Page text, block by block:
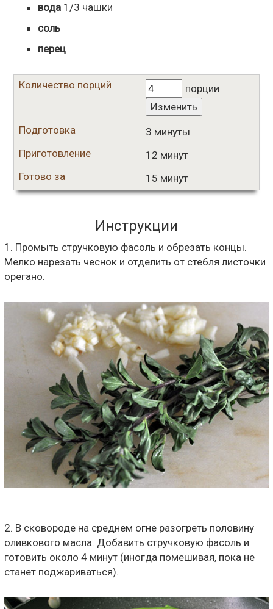
вода 1/3 чашки
соль
перец
Количество порций
порции
Изменить
Подготовка
3 минуты
Приготовление
12 минут
Готово за
15 минут
Инструкции
1. Промыть стручковую фасоль и обрезать концы.
Мелко нарезать чеснок и отделить от стебля листочки
орегано.
2. В сковороде на среднем огне разогреть половину
оливкового масла. Добавить стручковую фасоль и
готовить около 4 минут (иногда помешивая, пока не
станет поджариваться).